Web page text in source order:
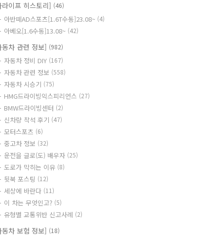
라이프 히스토리] (46)
아반떼AD스포츠[1.6T수동]23.08~ (4)
아베오[1.6수동]13.08~ (42)
동차 관련 정보] (982)
자동차 정비 DIY (167)
자동차 관련 정보 (558)
자동차 시승기 (75)
HMG드라이빙익스피리언스 (27)
BMW드라이빙센터 (2)
신차량 착석 후기 (47)
모터스포츠 (6)
중고차 정보 (32)
운전을 글로(도) 배우자 (25)
도로가 막히는 이유 (8)
뒷북 포스팅 (12)
세상에 바란다 (11)
이 차는 무엇인고? (5)
유형별 교통위반 신고사례 (2)
동차 보험 정보] (18)